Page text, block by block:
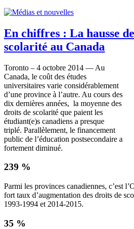
En chiffres : La hausse
scolarité au Canada
Toronto – 4 octobre 2014 — Au
Canada, le coût des études
universitaires varie considérablement
d’une province à l’autre. Au cours des
dix dernières années, la moyenne des
droits de scolarité que paient les
étudiant(e)s canadiens a presque
triplé. Parallèlement, le financement
public de l’éducation postsecondaire a
fortement diminué.
239 %
Parmi les provinces canadiennes, c’est
fort taux d’augmentation des droits de
1993-1994 et 2014-2015.
35 %